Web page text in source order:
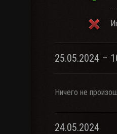
25.05.2024 –
Ничего не
24.05.2024